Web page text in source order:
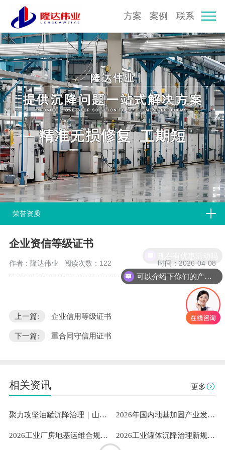
方案 案例 联系
荣誉资质
企业资信等级证书
作者：隆达伟业 阅读次数：122 时间：2026-04-08
上一篇: 企业信用等级证书
下一篇: 重合同守信用证书
相关资讯 更多
聚力攻坚油罐沉降治理｜山东隆达伟业助力中石油通辽油库筑牢安全根基 2026年国内地基加固产业发展洞察：既有建筑安全与工业需求下山东隆达伟业地基加固技术有限公司成熟案例与服务能力解析
2026工业厂房地基运维合规指南：专业地坪修复服务商的稳定性测评与选型参考 2026工业罐体沉降治理新规范：标准化扶正流程与专业服务体系深度解析
可以介绍下你们的产品么